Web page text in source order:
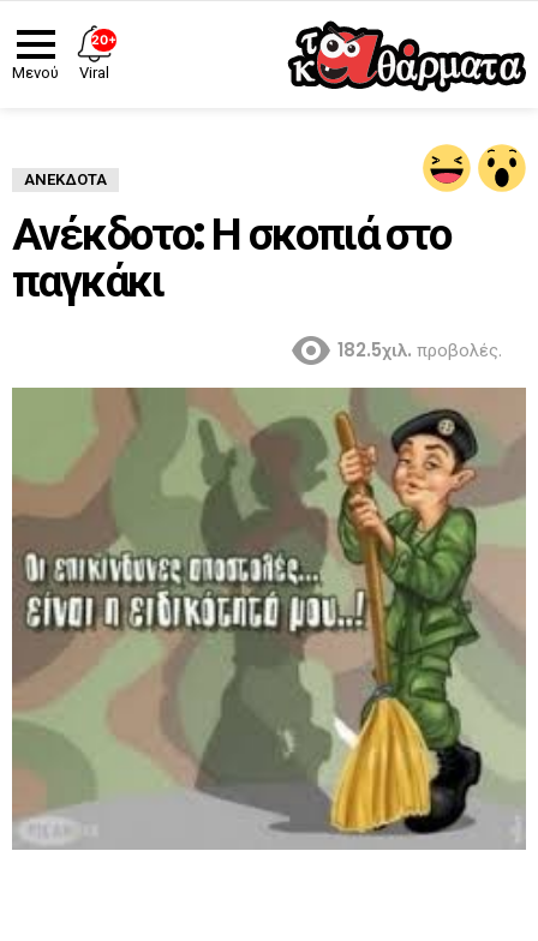
Μενού
ΑΝΈΚΔΟΤΑ
Ανέκδοτο: Η σκοπιά στο
παγκάκι
182.5χιλ. προβολές.
20+
Viral